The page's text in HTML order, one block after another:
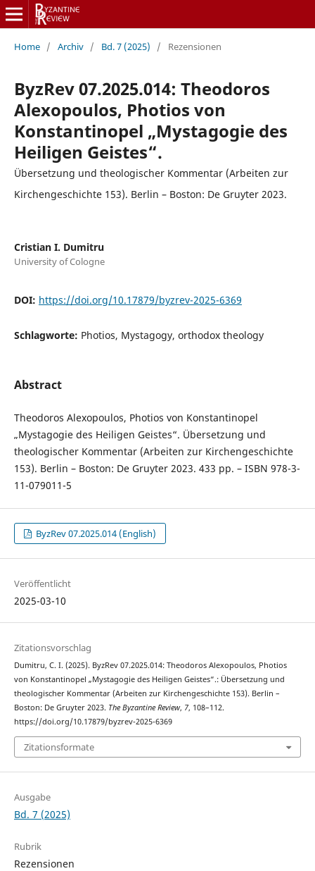
Home / Archiv / Bd. 7 (2025) / Rezensionen
ByzRev 07.2025.014: Theodoros
Alexopoulos, Photios von
Konstantinopel „Mystagogie des
Heiligen Geistes“.
Übersetzung und theologischer Kommentar (Arbeiten zur
Kirchengeschichte 153). Berlin – Boston: De Gruyter 2023.
Cristian I. Dumitru
University of Cologne
DOI: https://doi.org/10.17879/byzrev-2025-6369
Schlagworte: Photios, Mystagogy, orthodox theology
Abstract
Theodoros Alexopoulos, Photios von Konstantinopel
„Mystagogie des Heiligen Geistes“. Übersetzung und
theologischer Kommentar (Arbeiten zur Kirchengeschichte
153). Berlin – Boston: De Gruyter 2023. 433 pp. – ISBN 978-3-
11-079011-5
ByzRev 07.2025.014 (English)
Veröffentlicht
2025-03-10
Zitationsvorschlag
Dumitru, C. I. (2025). ByzRev 07.2025.014: Theodoros Alexopoulos, Photios
von Konstantinopel „Mystagogie des Heiligen Geistes“.: Übersetzung und
theologischer Kommentar (Arbeiten zur Kirchengeschichte 153). Berlin –
Boston: De Gruyter 2023. The Byzantine Review, 7, 108–112.
https://doi.org/10.17879/byzrev-2025-6369
Zitationsformate
Ausgabe
Bd. 7 (2025)
Rubrik
Rezensionen